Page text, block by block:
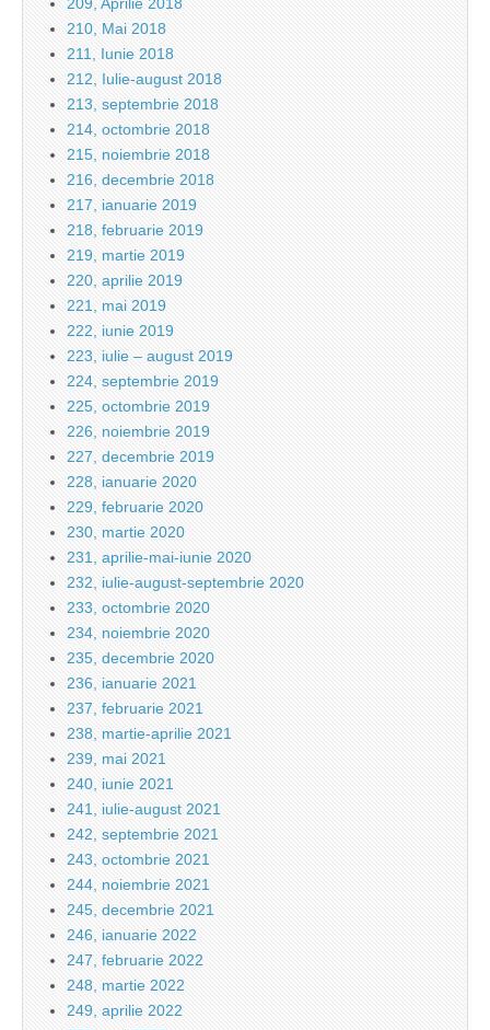
209, Aprilie 2018
210, Mai 2018
211, Iunie 2018
212, Iulie-august 2018
213, septembrie 2018
214, octombrie 2018
215, noiembrie 2018
216, decembrie 2018
217, ianuarie 2019
218, februarie 2019
219, martie 2019
220, aprilie 2019
221, mai 2019
222, iunie 2019
223, iulie – august 2019
224, septembrie 2019
225, octombrie 2019
226, noiembrie 2019
227, decembrie 2019
228, ianuarie 2020
229, februarie 2020
230, martie 2020
231, aprilie-mai-iunie 2020
232, iulie-august-septembrie 2020
233, octombrie 2020
234, noiembrie 2020
235, decembrie 2020
236, ianuarie 2021
237, februarie 2021
238, martie-aprilie 2021
239, mai 2021
240, iunie 2021
241, iulie-august 2021
242, septembrie 2021
243, octombrie 2021
244, noiembrie 2021
245, decembrie 2021
246, ianuarie 2022
247, februarie 2022
248, martie 2022
249, aprilie 2022